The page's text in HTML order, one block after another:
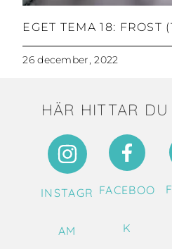
EGET TEMA 18: FROST
26 december, 2022
HÄR HITTAR DU
INSTAGR
AM
FACEBOO
K